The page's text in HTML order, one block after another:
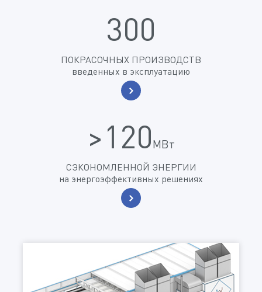
300
ПОКРАСОЧНЫХ ПРОИЗВОДСТВ
введенных в эксплуатацию
>120МВт
СЭКОНОМЛЕННОЙ ЭНЕРГИИ
на энергоэффективных решениях